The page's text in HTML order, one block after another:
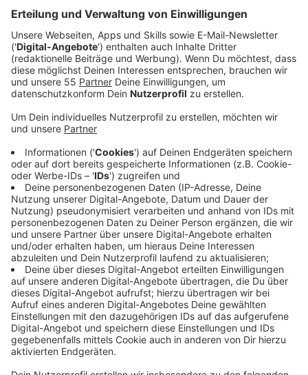
Anzeige
Sängerin, Songwriterin, Rapperin, Schauspielerin, seit
kurzem auch Modeunternehmerin - die dreifach
Grammy-ausgezeichnete Lizzo hat Sound, Seele und
Spirit der Popmusik und -kultur in den letzten Jahren
entscheidend mitgeprägt. Ihr 2019 veröffentlichtes
ausgezeichnet. 2019 lieh sie ihre Stimme dem
Animationsfilm "UglyDolls" und gehörte im selben Jahr
neben Jennifer Lopez, Constance Wu, Julia Stiles,
Keke Palmer, Lili Reinhart und Cardi B zur Besetzung
des Films "Hustlers". Wenige Wochen nach der
Veröffentlichung ihres neuen Albums wird sich Lizzo
auf ausgiebige "The Special Tour" durch Nordamerika
begeben, Special Guest ist die Rapperin Latto aus
Atlanta. Ob auch Shows in Europa folgen? Ihre
Konzerte in 2019 sind Fans immer noch in bester
Erinnerung.
Anzeige